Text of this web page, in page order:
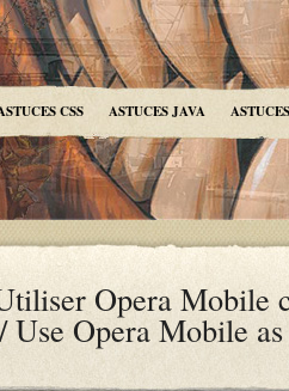
CSS ASTUCES JAVA
Opera Mobile
Use Opera Mobile